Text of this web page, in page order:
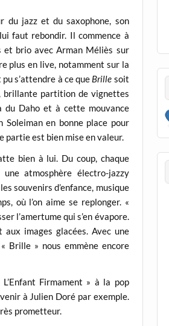
du jazz et du saxophone, son
faut rebondir. Il commence à
et brio avec Arman Méliès sur
plus en live, notamment sur la
s’attendre à ce que Brille soit
brillante partition de vignettes
du Daho et à cette mouvance
en bonne place pour
partie est bien mise en valeur.
bien à lui. Du coup, chaque
atmosphère électro-jazzy
souvenirs d’enfance, musique
où l’on aime se replonger. «
l’amertume qui s’en évapore.
images glacées. Avec une
Brille » nous emmène encore
Firmament » à la pop
à Julien Doré par exemple.
prometteur.